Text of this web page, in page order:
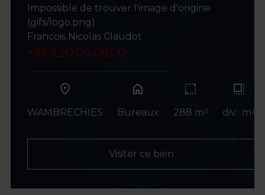
Impossible de trouver l'image d'origine
(gifs/logo.png)
Francois Nicolas Claudot
+33 3.20.04.06.00
WAMBRECHIES
home
Bureaux 288 m² div. m²
Visiter ce bien